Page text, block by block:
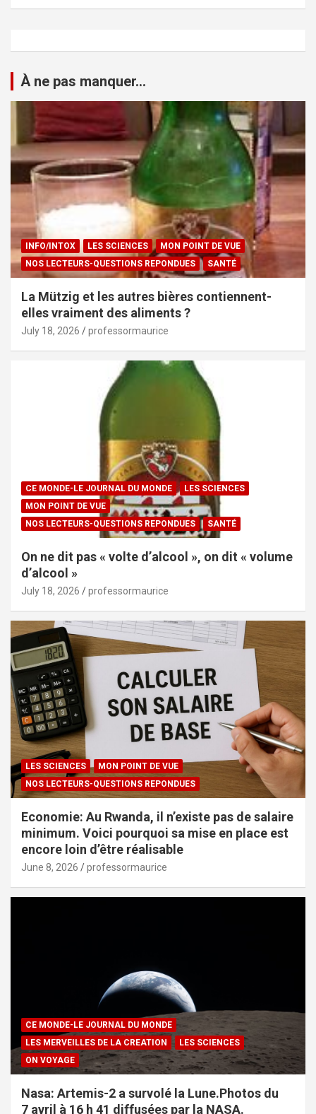
À ne pas manquer...
INFO/INTOX LES SCIENCES
MON POINT DE VUE
NOS LECTEURS-QUESTIONS REPONDUES
SANTÉ
La Mützig et les autres bières contiennent-
elles vraiment des aliments ?
July 18, 2026 professormaurice
CE MONDE-LE JOURNAL DU MONDE
LES SCIENCES
MON POINT DE VUE
NOS LECTEURS-QUESTIONS REPONDUES
SANTÉ
On ne dit pas « volte d’alcool », on dit « volume
d’alcool »
July 18, 2026 professormaurice
LES SCIENCES
MON POINT DE VUE
NOS LECTEURS-QUESTIONS REPONDUES
Economie: Au Rwanda, il n’existe pas de salaire
minimum. Voici pourquoi sa mise en place est
encore loin d’être réalisable
June 8, 2026 professormaurice
CE MONDE-LE JOURNAL DU MONDE
LES MERVEILLES DE LA CREATION
LES SCIENCES
ON VOYAGE
Nasa: Artemis-2 a survolé la Lune.Photos du
7 avril à 16 h 41 diffusées par la NASA.